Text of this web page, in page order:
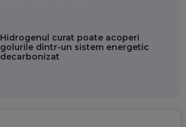
Hidrogenul curat poate acoperi
golurile dintr-un sistem energetic
decarbonizat